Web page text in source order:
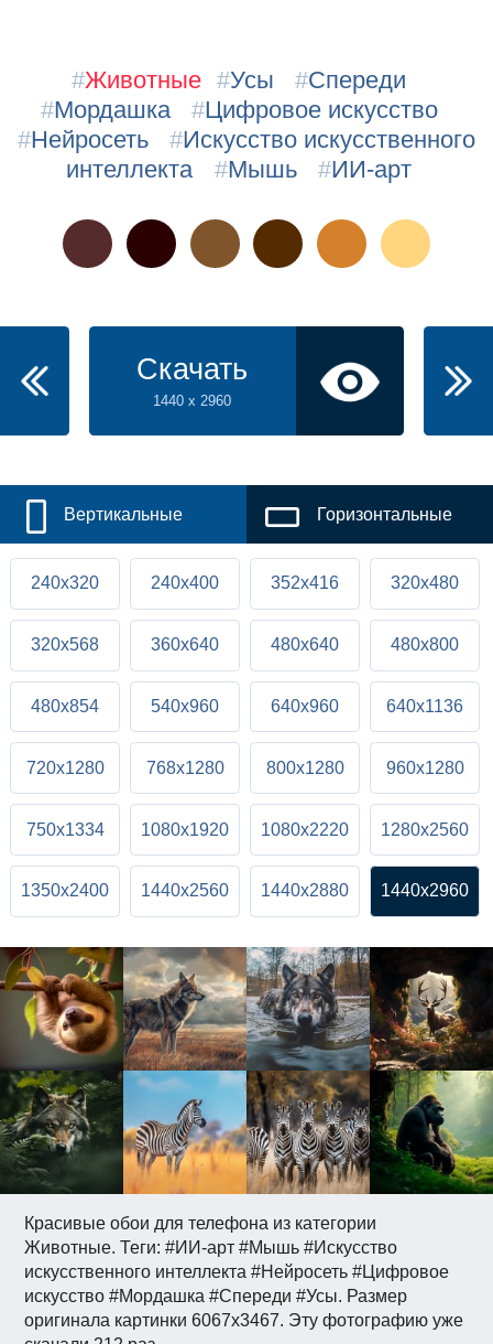
Красивые обои для телефона из категории
Животные. Теги: #ИИ-арт #Мышь #Искусство
искусственного интеллекта #Нейросеть #Цифровое
искусство #Мордашка #Спереди #Усы. Размер
оригинала картинки 6067x3467. Эту фотографию уже
#Животные #Усы #Спереди
#Мордашка #Цифровое искусство
#Нейросеть #Искусство искусственного
интеллекта
#Мышь #ИИ-арт
Скачать
1440 x 2960
Вертикальные Горизонтальные
240x320 240x400 352x416 320x480
320x568 360x640 480x640 480x800
480x854 540x960 640x960 640x1136
720x1280 768x1280 800x1280 960x1280
750x1334 1080x1920 1080x2220 1280x2560
1350x2400 1440x2560 1440x2880 1440x2960